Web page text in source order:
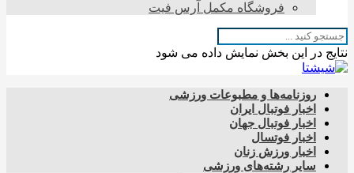
فروشگاه مکمل آرس فیت
نتایج در این بخش نمایش داده می شود
روزنامه‌ها و مطبوعات ورزشی
اخبار فوتبال ایران
اخبار فوتبال جهان
اخبار فوتسال
اخبار ورزش زنان
سایر رشته‌های ورزشی